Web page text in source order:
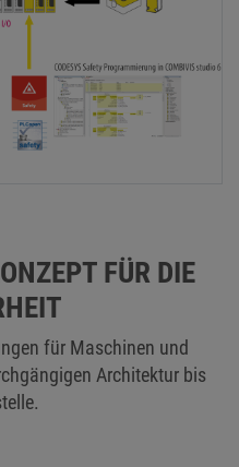
FÜR DIE
für Maschinen und
Architektur bis